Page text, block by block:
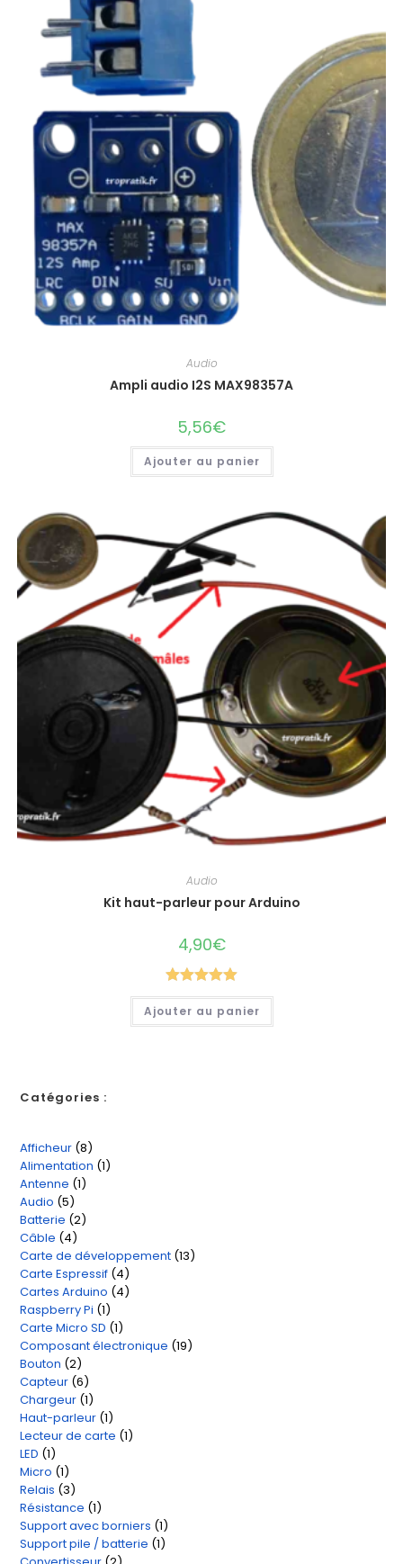
Audio
Ampli audio I2S MAX98357A
5,56€
Ajouter au panier
Audio
Kit haut-parleur pour Arduino
4,90€
Note5.00
sur 5
Ajouter au panier
Catégories :
Afficheur 88
produits
Alimentation 11
Antenne 11
Audio 55
produits
Batterie 22
Câble 44
produits
Carte de développement 1313
Carte Espressif 44
produits
Cartes Arduino 44
Raspberry Pi 11
produit
Carte Micro SD 11
produit
Composant électronique 1919
Bouton 22
produits
Capteur 66
produits
Chargeur 11
produit
Haut-parleur 11
produit
Lecteur de carte 11
LED 11
produit
Micro 11
produit
Relais 33
produits
Résistance 11
produit
Support avec borniers 11
produit
Support pile / batterie 11